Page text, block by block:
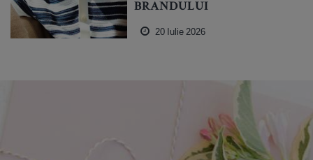
BRANDULUI
20 Iulie 2026